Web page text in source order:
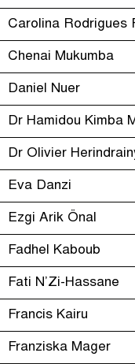
Carolina Rodrigues
Chenai Mukumba
Daniel Nuer
Dr Hamidou Kimba
Dr Olivier
Eva Danzi
Ezgi Arik Önal
Fadhel Kaboub
Fati N’Zi-Hassane
Francis Kairu
Franziska Mager